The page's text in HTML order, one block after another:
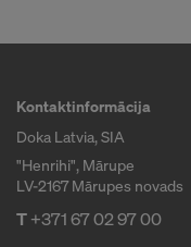
Kontaktinformācija
Doka Latvia, SIA
"Henrihi", Mārupe
LV-2167 Mārupes novads
T+371 67 02 97 00